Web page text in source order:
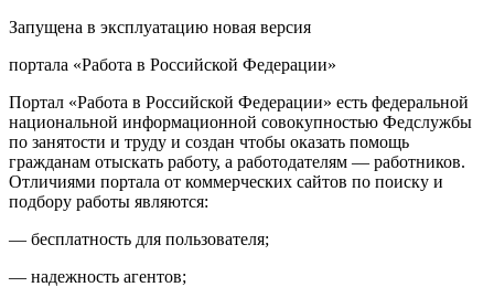
Запущена в эксплуатацию новая версия
портала «Работа в Российской Федерации»
Портал «Работа в Российской Федерации» есть федеральной
национальной информационной совокупностью Федслужбы
по занятости и труду и создан чтобы оказать помощь
гражданам отыскать работу, а работодателям — работников.
Отличиями портала от коммерческих сайтов по поиску и
подбору работы являются:
— бесплатность для пользователя;
— надежность агентов;